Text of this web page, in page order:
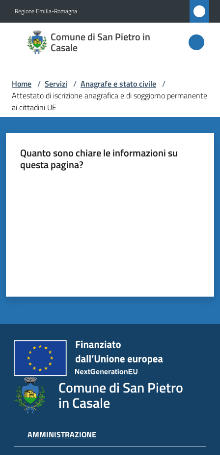
Regione Emilia-Romagna
Comune di San Pietro in
Casale
Comune
di San
in
Casale
Amministrazione
Novità
Tutti
argomenti...
Home / Servizi / Anagrafe e stato civile /
Attestato di iscrizione anagrafica e di soggiorno permanente
ai cittadini UE
Quanto sono chiare le informazioni su
questa pagina?
Comune di San Pietro
in Casale
AMMINISTRAZIONE